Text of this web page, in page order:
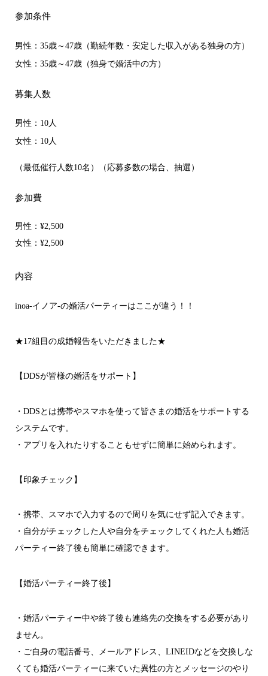
参加条件
男性：35歳～47歳（勤続年数・安定した収入がある独身の方）
女性：35歳～47歳（独身で婚活中の方）
募集人数
男性：10人
女性：10人
（最低催行人数10名）（応募多数の場合、抽選）
参加費
男性： ¥2,500
女性：¥2,500
内容
inoa-イノア-の婚活パーティーはここが違う！！
★17組目の成婚報告をいただきました★
【DDSが皆様の婚活をサポート】
・DDSとは携帯やスマホを使って皆さまの婚活をサポートする
システムです。
・アプリを入れたりすることもせずに簡単に始められます。
【印象チェック】
・携帯、スマホで入力するので周りを気にせず記入できます。
・自分がチェックした人や自分をチェックしてくれた人も婚活
パーティー終了後も簡単に確認できます。
【婚活パーティー終了後】
・婚活パーティー中や終了後も連絡先の交換をする必要があり
ません。
・ご自身の電話番号、メールアドレス、LINEIDなどを交換しな
くても婚活パーティーに来ていた異性の方とメッセージのやり